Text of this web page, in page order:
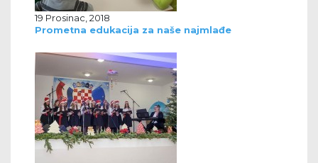
19 Prosinac, 2018
Prometna edukacija za naše najmlađe